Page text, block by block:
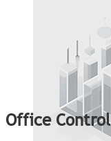
Office Control